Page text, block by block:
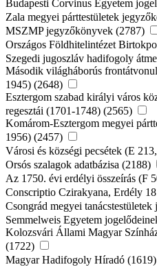
Budapesti Corvinus Egyetem
Zala megyei párttestületek
MSZMP jegyzőkönyvek (2787)
Országos Földhitelintézet
Szegedi jugoszláv hadifogoly
Második világháborús
1945) (2648)
Esztergom szabad királyi város
regesztái (1701-1748) (2565)
Komárom-Esztergom megyei
1956) (2457)
Városi és községi pecsétek (E
Orsós szalagok adatbázisa (2188)
Az 1750. évi erdélyi összeírás (F
Conscriptio Czirakyana, Erdély
Csongrád megyei
Semmelweis Egyetem
Kolozsvári Állami Magyar
(1722)
Magyar Hadifogoly Híradó (1619)